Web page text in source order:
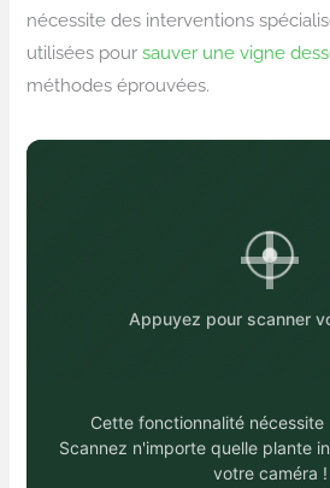
nécessite des interventions
utilisées poursauver une vigne
méthodes éprouvées.
Appuyez pour scanner
Cette fonctionnalité nécessite
Scannez n'importe quelle plante
votre caméra !